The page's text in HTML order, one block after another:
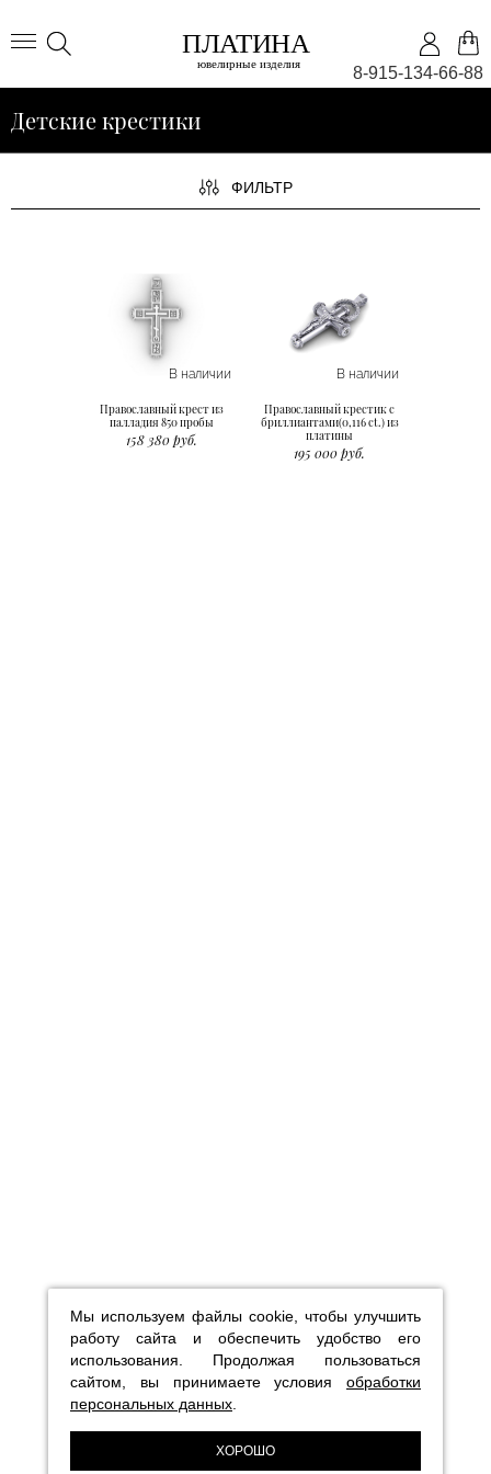
8-915-134-66-88
Детские крестики
ФИЛЬТР
В наличии
Православный крест из
палладия 850 пробы
158 380 руб.
В наличии
Православный крестик с
бриллиантами(0,116 ct.) из
платины
195 000 руб.
Мы используем файлы cookie, чтобы улучшить
работу сайта и обеспечить удобство его
использования. Продолжая пользоваться
сайтом, вы принимаете условия обработки
персональных данных
ХОРОШО